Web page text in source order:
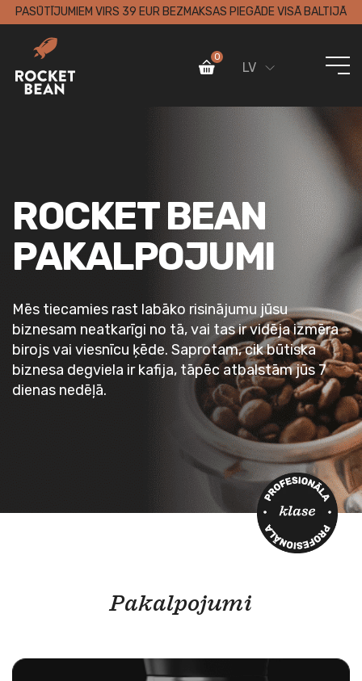
PASŪTĪJUMIEM VIRS 39 EUR BEZMAKSAS PIEGĀDE VISĀ BALTIJĀ
0
LV
ROCKET BEAN
PAKALPOJUMI
Mēs tiecamies rast labāko risinājumu jūsu
biznesam neatkarīgi no tā, vai tas ir vidēja izmēra
birojs vai viesnīcu ķēde. Saprotam, cik būtiska
biznesa degviela ir kafija, tāpēc atbalstām jūs 7
dienas nedēļā.
Pakalpojumi